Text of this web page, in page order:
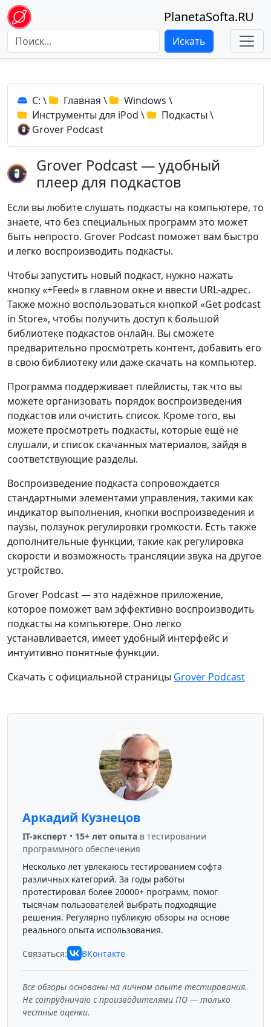
PlanetaSofta.RU
Искать
C: \ Главная \ Windows \
Инструменты для iPod \ Подкасты \
Grover Podcast
Grover Podcast — удобный
плеер для подкастов
Если вы любите слушать подкасты на компьютере, то
знаете, что без специальных программ это может
быть непросто. Grover Podcast поможет вам быстро
и легко воспроизводить подкасты.
Чтобы запустить новый подкаст, нужно нажать
кнопку «+Feed» в главном окне и ввести URL-адрес.
Также можно воспользоваться кнопкой «Get podcast
in Store», чтобы получить доступ к большой
библиотеке подкастов онлайн. Вы сможете
предварительно просмотреть контент, добавить его
в свою библиотеку или даже скачать на компьютер.
Программа поддерживает плейлисты, так что вы
можете организовать порядок воспроизведения
подкастов или очистить список. Кроме того, вы
можете просмотреть подкасты, которые ещё не
слушали, и список скачанных материалов, зайдя в
соответствующие разделы.
Воспроизведение подкаста сопровождается
стандартными элементами управления, такими как
индикатор выполнения, кнопки воспроизведения и
паузы, ползунок регулировки громкости. Есть также
дополнительные функции, такие как регулировка
скорости и возможность трансляции звука на другое
устройство.
Grover Podcast — это надёжное приложение,
которое поможет вам эффективно воспроизводить
подкасты на компьютере. Оно легко
устанавливается, имеет удобный интерфейс и
интуитивно понятные функции.
Скачать с официальной страницы Grover Podcast
Аркадий Кузнецов
IT-эксперт • 15+ лет опыта в тестировании
программного обеспечения
Несколько лет увлекаюсь тестированием софта
различных категорий. За годы работы
протестировал более 20000+ программ, помог
тысячам пользователей выбрать подходящие
решения. Регулярно публикую обзоры на основе
реального опыта использования.
Связаться: ВКонтакте
Все обзоры основаны на личном опыте тестирования.
Не сотрудничаю с производителями ПО — только
честные оценки.